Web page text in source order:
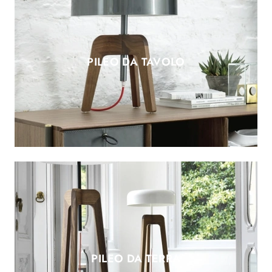
PILEO DA TAVOLO
PILEO DA TERRA